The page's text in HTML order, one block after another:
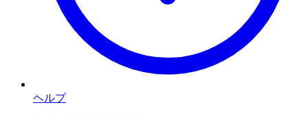
ヘルプ